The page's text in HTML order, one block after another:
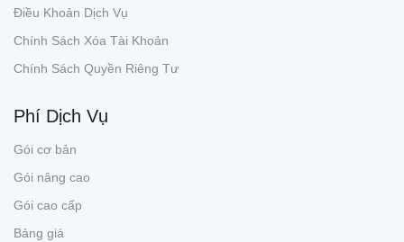
Điều Khoản Dịch Vụ
Chính Sách Xóa Tài Khoản
Chính Sách Quyền Riêng Tư
Phí Dịch Vụ
Gói cơ bản
Gói nâng cao
Gói cao cấp
Bảng giá